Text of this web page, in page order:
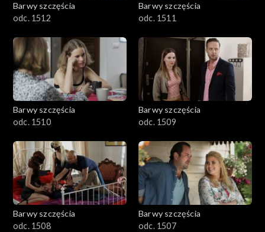
Barwy szczęścia
odc. 1512
Barwy szczęścia
odc. 1511
Barwy szczęścia
odc. 1510
Barwy szczęścia
odc. 1509
Barwy szczęścia
odc. 1508
Barwy szczęścia
odc. 1507